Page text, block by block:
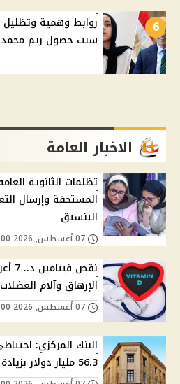
6
روابط وهمية وتظليل
سبب حصول ريم محمد على 4%
الاخبار العامة
المستحقة وإرسال
التنسيق
الإرهاق وآلام
البنك المركزي:
56.3 مليار دولار بزيادة 1.23 مليار في يوليو